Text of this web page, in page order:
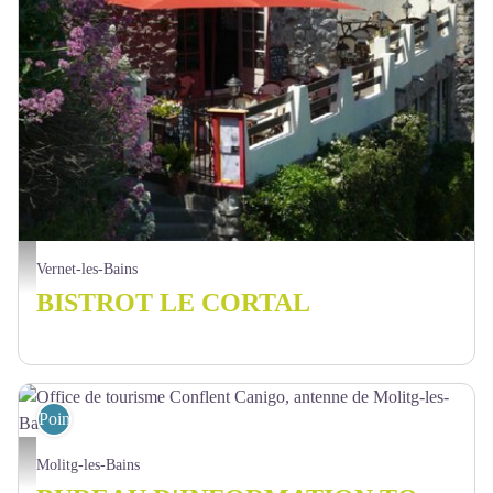
Bistrot le Cortal - Cortal
Vernet-les-Bains
BISTROT LE CORTAL
Office de tourisme Conflent Canigo, antenne de Molitg-les-Bains - OTCC
Point d'information
Molitg-les-Bains